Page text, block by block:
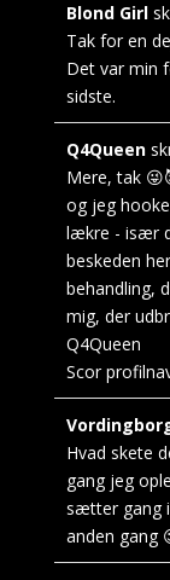
Blond Girl
Tak for en
Det var min
sidste.
Q4Queen
Mere, tak
og jeg
lækre - især
beskeden
behandling,
mig, der
Q4Queen
Scor
Hvad skete
gang jeg
sætter gang i
anden gang